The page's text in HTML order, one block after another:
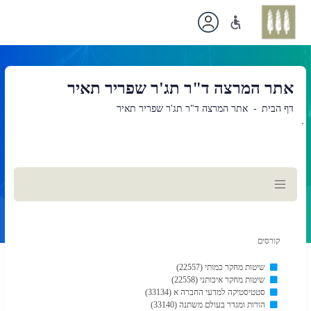
אתר המרצה ד"ר תג'ר שפריר תאיר
דף הבית אתר המרצה ד"ר תג'ר שפריר תאיר
`
תוכן
ראשי
קורסים
שיטות מחקר כמותי (22557)
שיטות מחקר איכותני (22558)
סטטיסטיקה למדעי החברה א (33134)
הורות ומגדר בעולם משתנה (33140)